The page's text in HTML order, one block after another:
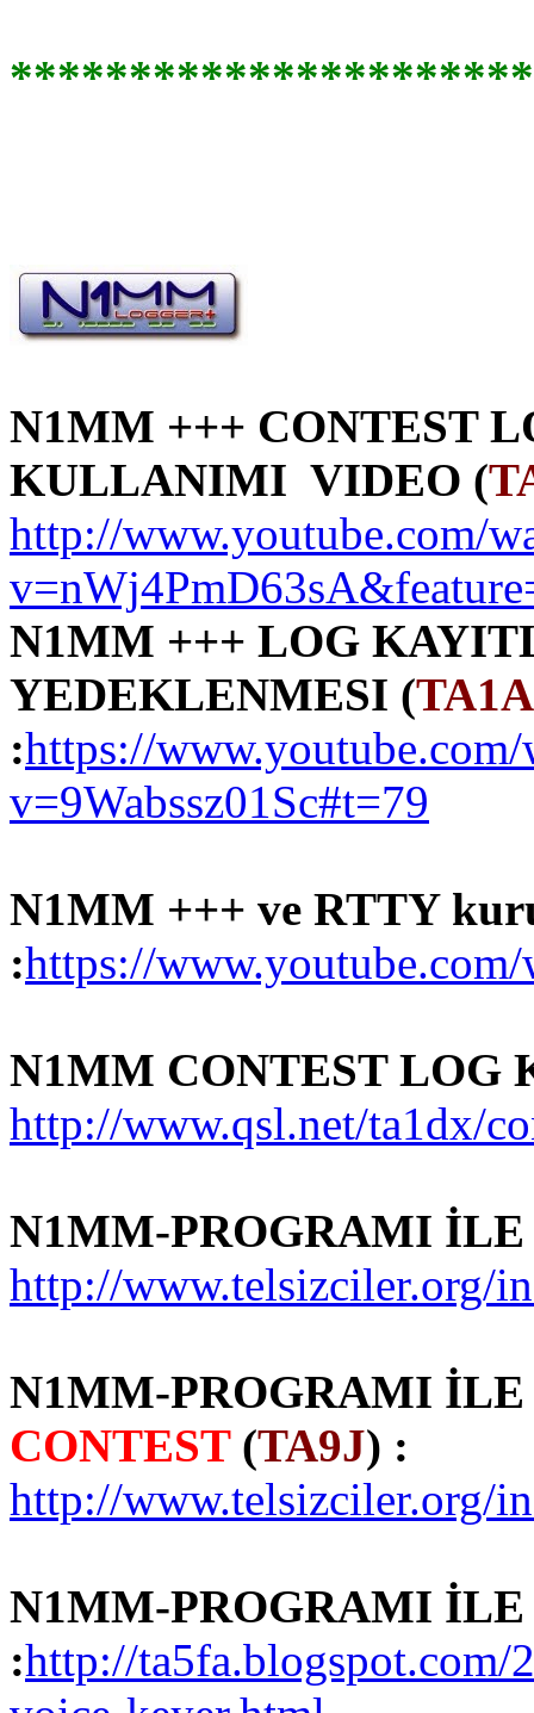
N1MM +++ CONTEST
KULLANIMI VIDEO (
http://www.youtube.com/
N1MM +++ LOG
YEDEKLENMESI (
:https://www.youtube.com/
v=9Wabssz01Sc#t=79
N1MM +++ ve RTTY
:https://
N1MM CONTEST LOG
http://www.qsl.net/ta1dx/
N1MM-PROGRAMI
http://www.telsizciler.org/
N1MM-PROGRAMI İLE
CONTEST(TA9J) :
http://www.telsizciler.org/
N1MM-PROGRAMI İLE
:http://